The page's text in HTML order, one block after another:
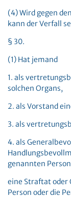
(4) Wird gegen
kann der Verfall
§ 30.
(1) Hat jemand
1. als
solchen Organs,
2. als Vorstand
3. als
4. als
genannten
eine Straftat oder
Person oder die